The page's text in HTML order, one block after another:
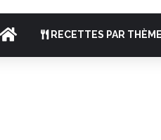
ACCUEILRECETTES PAR THÈME